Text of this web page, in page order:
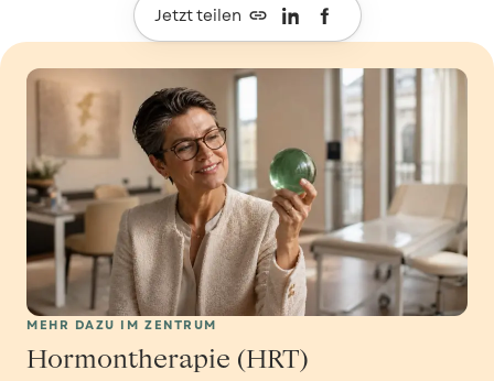
Jetzt teilen 
MEHR DAZU IM ZENTRUM
Hormontherapie (HRT)